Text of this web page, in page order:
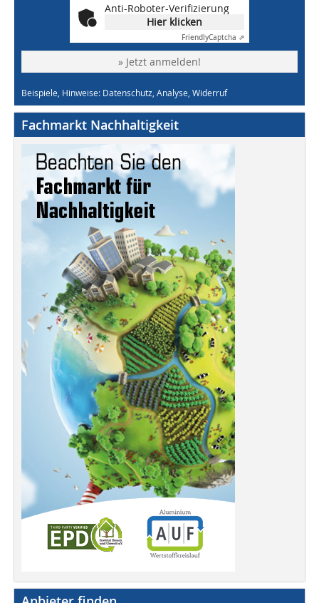
Anti-Roboter-Verifizierung
Hier klicken
FriendlyCaptcha ⇗
» Jetzt anmelden!
Beispiele, Hinweise: Datenschutz, Analyse, Widerruf
Fachmarkt Nachhaltigkeit